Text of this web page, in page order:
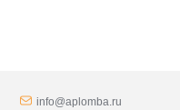
info@aplomba.ru